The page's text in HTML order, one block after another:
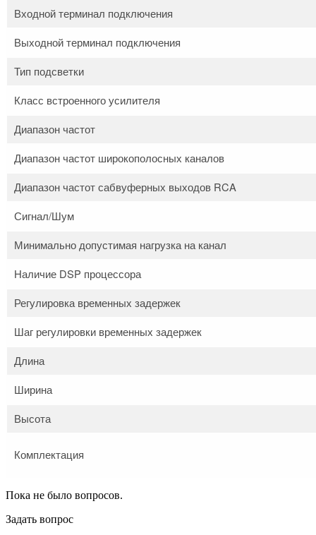
Входной терминал подключения
Выходной терминал подключения
Тип подсветки
Класс встроенного усилителя
Диапазон частот
Диапазон частот широкополосных каналов
Диапазон частот сабвуферных выходов RCA
Сигнал/Шум
Минимально допустимая нагрузка на канал
Наличие DSP процессора
Регулировка временных задержек
Шаг регулировки временных задержек
Длина
Ширина
Высота
Комплектация
Пока не было вопросов.
Задать вопрос